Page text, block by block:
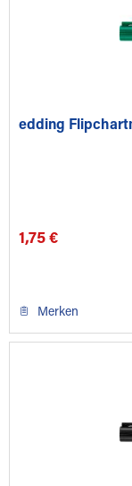
edding
1,75 €
Merken